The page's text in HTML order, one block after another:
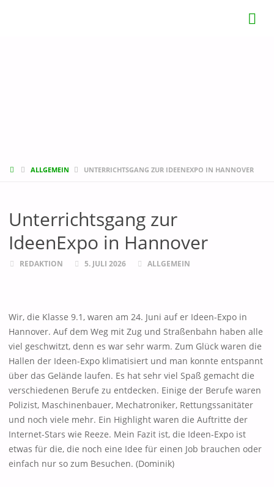
STARTALLGEMEIN UNTERRICHTSGANG ZUR IDEENEXPO IN HANNOVER
Unterrichtsgang zur
IdeenExpo in Hannover
REDAKTION 5. JULI 2026 ALLGEMEIN
Wir, die Klasse 9.1, waren am 24. Juni auf er Ideen-Expo in
Hannover. Auf dem Weg mit Zug und Straßenbahn haben alle
viel geschwitzt, denn es war sehr warm. Zum Glück waren die
Hallen der Ideen-Expo klimatisiert und man konnte entspannt
über das Gelände laufen. Es hat sehr viel Spaß gemacht die
verschiedenen Berufe zu entdecken. Einige der Berufe waren
Polizist, Maschinenbauer, Mechatroniker, Rettungssanitäter
und noch viele mehr. Ein Highlight waren die Auftritte der
Internet-Stars wie Reeze. Mein Fazit ist, die Ideen-Expo ist
etwas für die, die noch eine Idee für einen Job brauchen oder
einfach nur so zum Besuchen. (Dominik)